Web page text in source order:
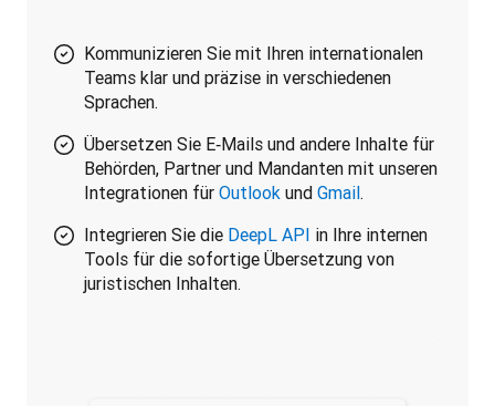
Kommunizieren Sie mit Ihren internationalen
Teams klar und präzise in verschiedenen
Sprachen.
Übersetzen Sie E‑Mails und andere Inhalte für
Behörden, Partner und Mandanten mit unseren
Integrationen für Outlook und Gmail.
Integrieren Sie die DeepL API in Ihre internen
Tools für die sofortige Übersetzung von
juristischen Inhalten.